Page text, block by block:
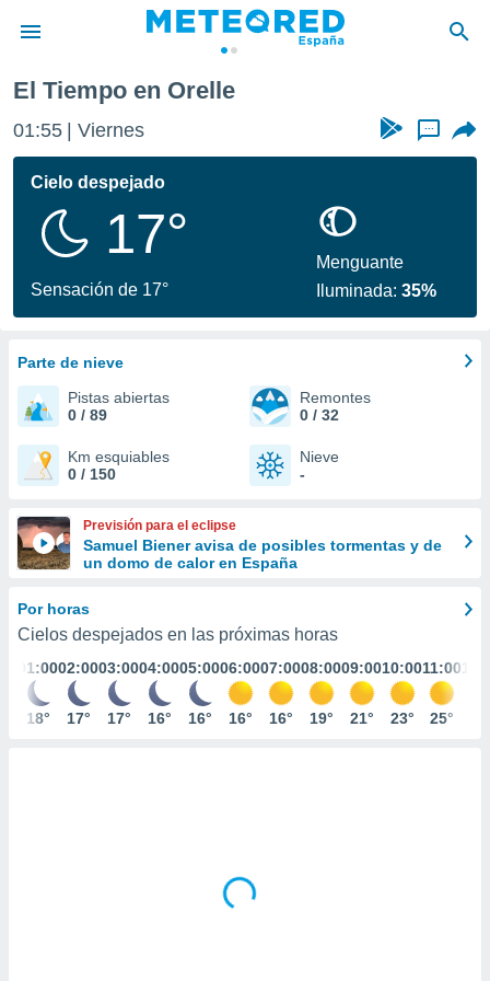
de
por
se
calidad.
a este
las
y
forma
basada
permite
coste.
a la
ACEPTAR
CONTINUAR
CONFIGURACIÓN
El Tiempo en Orelle
01:55 Viernes ...
Cielo despejado
17°
Sensación de 17°
Menguante
Iluminada:35%
Parte de nieve
Pistas abiertas
0 / 89
Remontes
0 / 32
Km esquiables
0 / 150
Nieve
-
Previsión para el eclipse
Samuel Biener avisa de posibles tormentas y de
un domo de calor en España
Por horas
Cielos despejados en las próximas horas
01:00
18°
02:00
17°
03:00
17°
04:00
16°
05:00
16°
06:00
16°
07:00
16°
08:00
19°
09:00
21°
10:00
23°
11:00
25°